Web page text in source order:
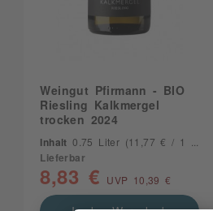
Weingut Pfirmann - BIO
Riesling Kalkmergel
trocken 2024
Inhalt0.75 Liter
(11,77 € / 1 Liter)
Lieferbar
8,83 € UVP 10,39 €